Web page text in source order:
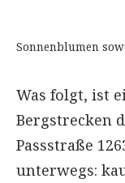
Sonnenblumen
Was folgt, ist
Bergstrecken
Passstraße
unterwegs: